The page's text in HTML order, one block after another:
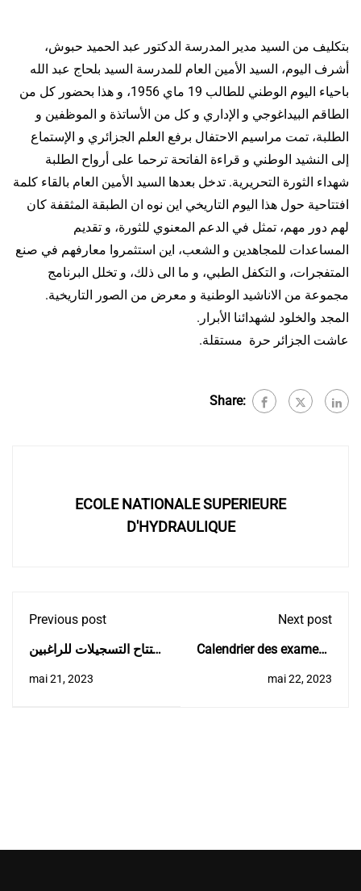
بتكليف من السيد مدير المدرسة الدكتور عبد الحميد حبوش،
أشرف اليوم، السيد الأمين العام للمدرسة السيد بلحاج عبد الله
باحياء اليوم الوطني للطالب 19 ماي 1956، و هذا بحضور كل من
الطاقم البيداغوجي و الإداري و كل من الأساتذة و الموظفين و
الطلبة، تمت مراسيم الاحتفال برفع العلم الجزائري و الإستماع
إلى النشيد الوطني و قراءة الفاتحة ترحما على أرواح الطلبة
شهداء الثورة التحريرية. تدخل بعدها السيد الأمين العام بالقاء كلمة
افتتاحية حول هذا اليوم التاريخي اين نوه ان الطبقة المثقفة كان
لهم دور مهم، تمثل في الدعم المعنوي للثورة، و تقديم
المساعدات للمجاهدين و الشعب، اين استثمروا معارفهم في صنع
المتفجرات، و التكفل الطبي، و ما الى ذلك، و تخلل البرنامج
مجموعة من الاناشيد الوطنية و معرض من الصور التاريخية.
المجد والخلود لشهدائنا الأبرار.
عاشت الجزائر حرة مستقلة.
Share:
ECOLE NATIONALE SUPERIEURE
D'HYDRAULIQUE
Previous post
إفتتاح التسجيلات للراغبين
mai 21, 2023
Next post
Calendrier des examens
mai 22, 2023